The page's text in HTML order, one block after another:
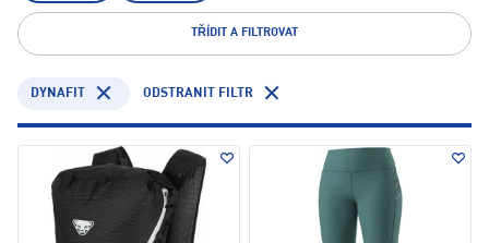
TŘÍDIT A FILTROVAT
DYNAFIT ODSTRANIT FILTR